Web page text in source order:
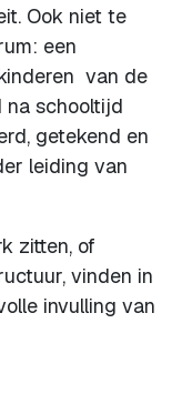
Ook niet te
een
van de
na schooltijd
getekend en
leiding van
zitten, of
vinden in
invulling van